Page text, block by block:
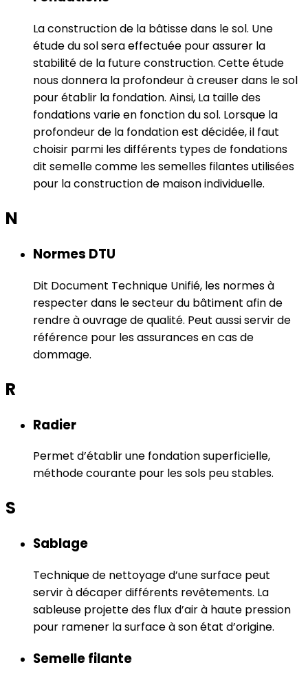
La construction de la bâtisse dans le sol. Une
étude du sol sera effectuée pour assurer la
stabilité de la future construction. Cette étude
nous donnera la profondeur à creuser dans le sol
pour établir la fondation. Ainsi, La taille des
fondations varie en fonction du sol. Lorsque la
profondeur de la fondation est décidée, il faut
choisir parmi les différents types de fondations
dit semelle comme les semelles filantes utilisées
pour la construction de maison individuelle.
N
Normes DTU
Dit Document Technique Unifié, les normes à
respecter dans le secteur du bâtiment afin de
rendre à ouvrage de qualité. Peut aussi servir de
référence pour les assurances en cas de
dommage.
R
Radier
Permet d’établir une fondation superficielle,
méthode courante pour les sols peu stables.
S
Sablage
Technique de nettoyage d’une surface peut
servir à décaper différents revêtements. La
sableuse projette des flux d’air à haute pression
pour ramener la surface à son état d’origine.
Semelle filante